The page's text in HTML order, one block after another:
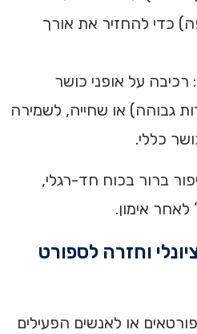
כדי להחזיר את אורך
רכיבה על אופני כושר
גבוהה) או שחייה, לשמירה
כללי.
ברור בכוח חד-רגלי,
לאחר אימון.
וחזרה לספורט
או לאנשים הפעילים